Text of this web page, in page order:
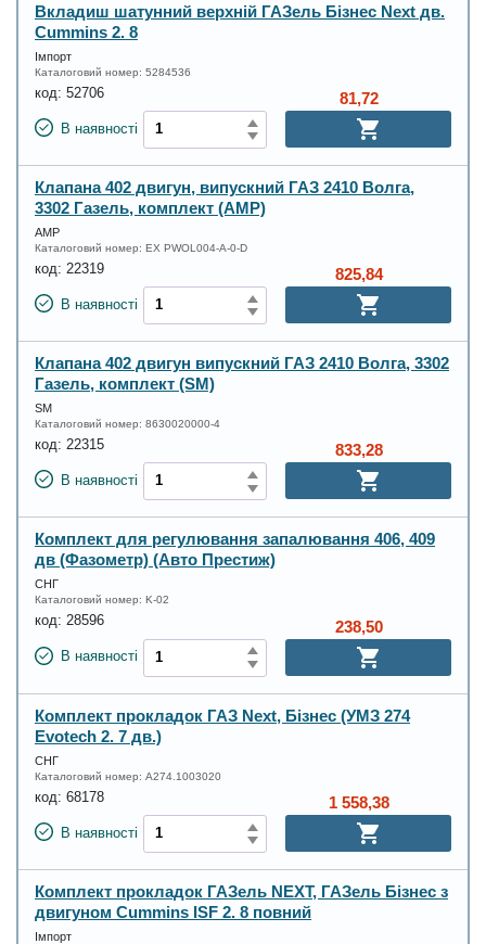
Вкладиш шатунний верхній ГАЗель Бізнес Next дв.
Cummins 2. 8
Імпорт
Каталоговий номер: 5284536
код: 52706
В наявності
81,72
Клапана 402 двигун, випускний ГАЗ 2410 Волга,
3302 Газель, комплект (AMP)
AMP
Каталоговий номер: EX PWOL004-A-0-D
код: 22319
В наявності
825,84
Клапана 402 двигун випускний ГАЗ 2410 Волга, 3302
Газель, комплект (SM)
SM
Каталоговий номер: 8630020000-4
код: 22315
В наявності
833,28
Комплект для регулювання запалювання 406, 409
дв (Фазометр) (Авто Престиж)
СНГ
Каталоговий номер: K-02
код: 28596
В наявності
238,50
Комплект прокладок ГАЗ Next, Бізнес (УМЗ 274
Evotech 2. 7 дв.)
СНГ
Каталоговий номер: А274.1003020
код: 68178
В наявності
1 558,38
Комплект прокладок ГАЗель NEXT, ГАЗель Бізнес з
двигуном Cummins ISF 2. 8 повний
Імпорт